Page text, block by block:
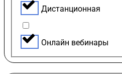
Дистанционная
Онлайн вебинары